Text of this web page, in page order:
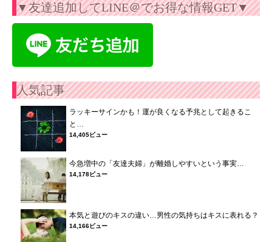
▼友達追加してLINE＠でお得な情報GET▼
人気記事
ラッキーサインかも！運が良くなる予兆として起きるこ
と…
14,405ビュー
今急増中の「友達夫婦」が離婚しやすいという事実…
14,178ビュー
本気と遊びのキスの違い…男性の気持ちはキスに表れる？
14,166ビュー